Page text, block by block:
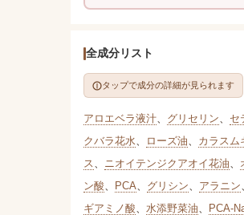
全成分リスト
タップで成分の詳細が見られます
アロエベラ液汁、 グリセリン、 セ
クバラ花水、 ローズ油、 カラスム
ス、 ニオイテンジクアオイ花油、
ン酸、 PCA、 グリシン、 アラニン
ギアミノ酸、 水添野菜油、 PCA-